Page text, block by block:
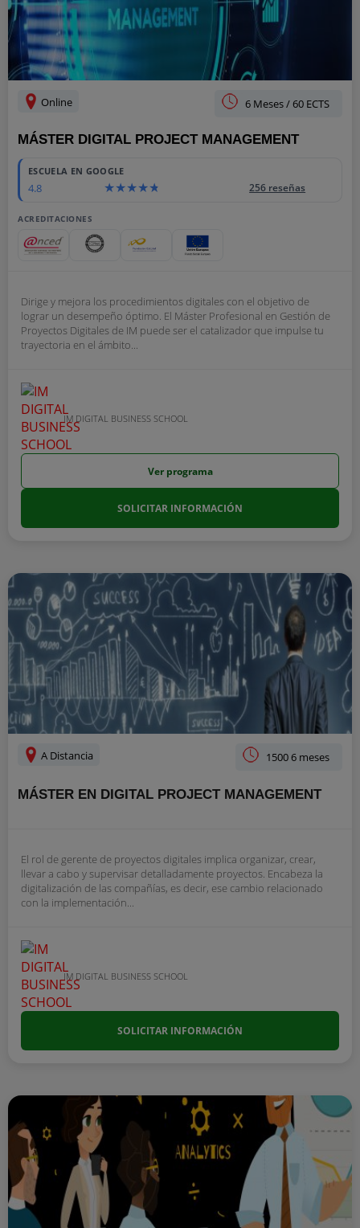
Online 6 Meses / 60 ECTS
MÁSTER DIGITAL PROJECT MANAGEMENT
ESCUELA EN GOOGLE
4.8 256 reseñas
ACREDITACIONES
Dirige y mejora los procedimientos digitales con el objetivo de
lograr un desempeño óptimo. El Máster Profesional en Gestión de
Proyectos Digitales de IM puede ser el catalizador que impulse tu
trayectoria en el ámbito...
IM DIGITAL BUSINESS SCHOOL
Ver programa
SOLICITAR INFORMACIÓN
A Distancia 1500 6 meses
MÁSTER EN DIGITAL PROJECT MANAGEMENT
El rol de gerente de proyectos digitales implica organizar, crear,
llevar a cabo y supervisar detalladamente proyectos. Encabeza la
digitalización de las compañías, es decir, ese cambio relacionado
con la implementación...
IM DIGITAL BUSINESS SCHOOL
SOLICITAR INFORMACIÓN